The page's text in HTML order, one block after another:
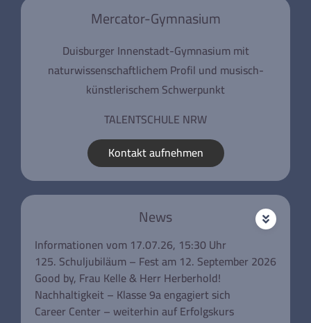
Mercator-Gymnasium
Duisburger Innenstadt-Gymnasium mit
naturwissenschaftlichem Profil und musisch-
künstlerischem Schwerpunkt
TALENTSCHULE NRW
Kontakt aufnehmen
News
Informationen vom 17.07.26, 15:30 Uhr
125. Schuljubiläum – Fest am 12. September 2026
Good by, Frau Kelle & Herr Herberhold!
Nachhaltigkeit – Klasse 9a engagiert sich
Career Center – weiterhin auf Erfolgskurs